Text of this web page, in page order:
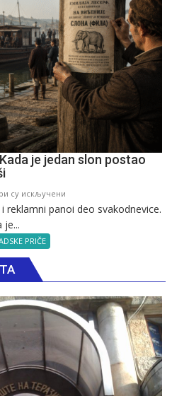
je jedan slon postao
су искључени
Prvi
jedan
slon
postao
najveća
reklama
u
reklamni panoi deo svakodnevice.
PRIČE